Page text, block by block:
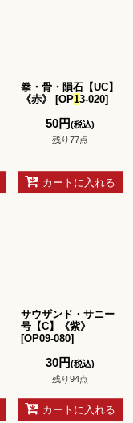
拳・骨・隕石【UC】
《赤》
[OP13-020]
50円(税込)
残り77点
カートに入れる
サウザンド・サニー
号【C】《紫》
[OP09-080]
30円(税込)
残り94点
カートに入れる